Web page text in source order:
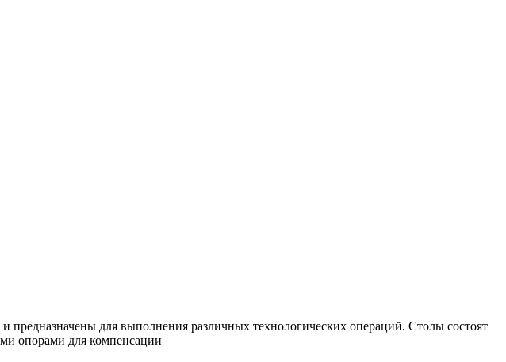
для выполнения различных технологических операций. Столы состоят
опорами для компенсации